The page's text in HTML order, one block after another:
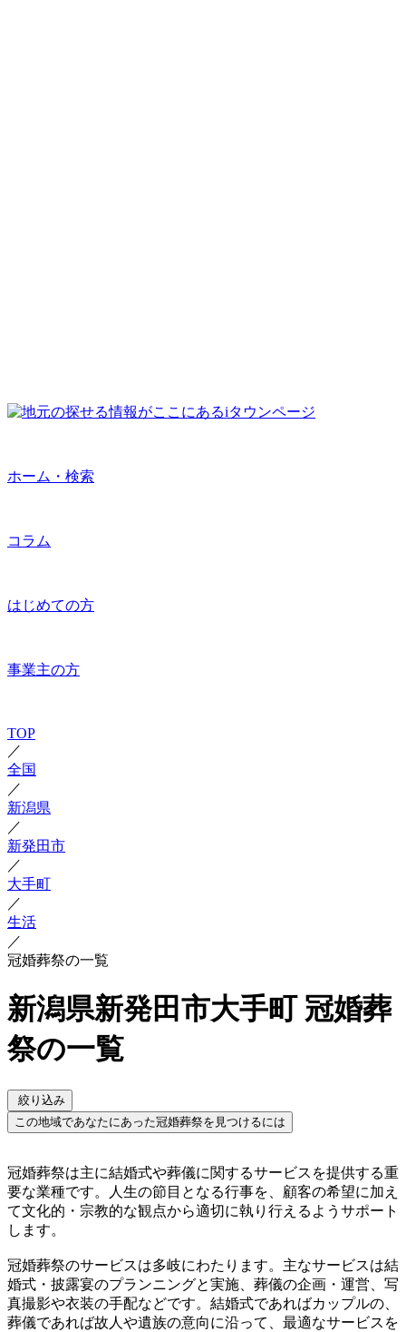
ホーム・検索
コラム
はじめての方
事業主の方
TOP
／
全国
／
新潟県
／
新発田市
／
大手町
／
生活
／
冠婚葬祭の一覧
新潟県新発田市大手町 冠婚葬
祭の一覧
絞り込み
この地域であなたにあった冠婚葬祭を見つけるには
冠婚葬祭は主に結婚式や葬儀に関するサービスを提供する重
要な業種です。人生の節目となる行事を、顧客の希望に加え
て文化的・宗教的な観点から適切に執り行えるようサポート
します。
冠婚葬祭のサービスは多岐にわたります。主なサービスは結
婚式・披露宴のプランニングと実施、葬儀の企画・運営、写
真撮影や衣装の手配などです。結婚式であればカップルの、
葬儀であれば故人や遺族の意向に沿って、最適なサービスを